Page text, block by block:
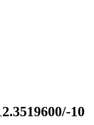
10